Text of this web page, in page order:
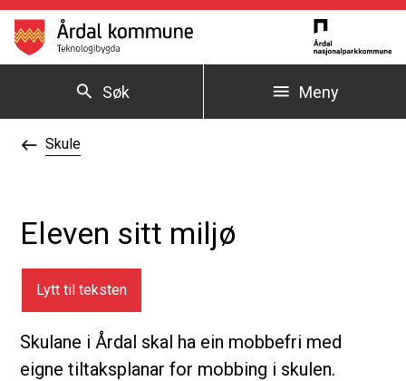
Årdal kommune
Søk Meny
Du er her:
Skule
Eleven sitt miljø
Lytt til teksten
Skulane i Årdal skal ha ein mobbefri med
eigne tiltaksplanar for mobbing i skulen.